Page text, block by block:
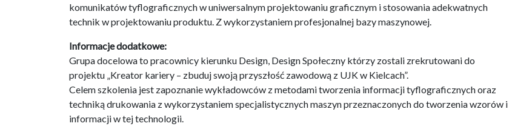
komunikatów tyflograficznych w uniwersalnym projektowaniu graficznym i stosowania adekwatnych
technik w projektowaniu produktu. Z wykorzystaniem profesjonalnej bazy maszynowej.
Informacje dodatkowe:
Grupa docelowa to pracownicy kierunku Design, Design Społeczny którzy zostali zrekrutowani do
projektu „Kreator kariery – zbuduj swoją przyszłość zawodową z UJK w Kielcach”.
Celem szkolenia jest zapoznanie wykładowców z metodami tworzenia informacji tyflograficznych oraz
techniką drukowania z wykorzystaniem specjalistycznych maszyn przeznaczonych do tworzenia wzorów i
informacji w tej technologii.